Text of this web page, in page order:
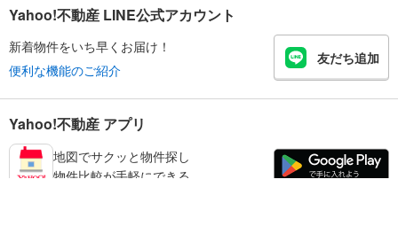
Yahoo!不動産 LINE公式アカウント
新着物件をいち早くお届け！
便利な機能のご紹介
友だち追加
Yahoo!不動産 アプリ
地図でサクッと物件探し
物件比較が手軽にできる